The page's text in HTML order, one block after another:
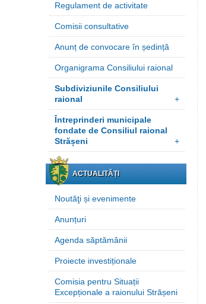
Regulament de activitate
Comisii consultative
Anunț de convocare în ședință
Organigrama Consiliului raional
Subdiviziunile Consiliului
raional
+
Întreprinderi municipale
fondate de Consiliul raional
Strășeni
+
ACTUALITĂȚI
Noutăţi și evenimente
Anunțuri
Agenda săptămânii
Proiecte investiționale
Comisia pentru Situații
Excepționale a raionului Strășeni